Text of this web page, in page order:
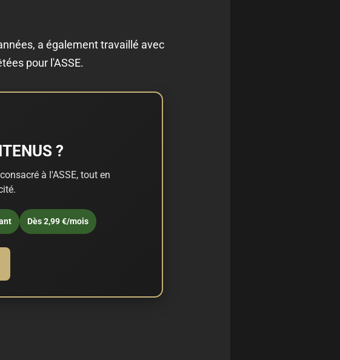
a également travaillé avec
pour l'ASSE.
?
à l'ASSE, tout en
Dès 2,99 €/mois